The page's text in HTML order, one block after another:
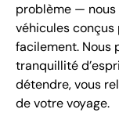
problème —
véhicules
facilement. Nous
tranquillité
détendre, vous
de votre voyage.